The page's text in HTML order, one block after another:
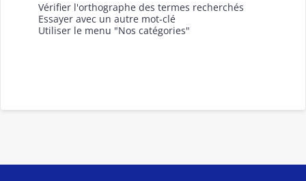
Vérifier l'orthographe des termes recherchés
Essayer avec un autre mot-clé
Utiliser le menu "Nos catégories"